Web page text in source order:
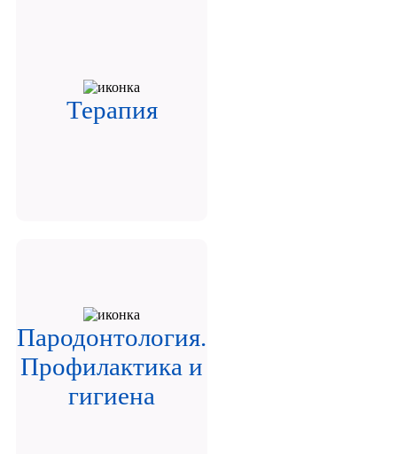
Терапия
Пародонтология.
Профилактика и
гигиена